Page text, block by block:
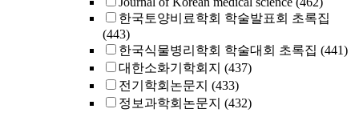
한국토양비료학회 학술발표회 초록집
(443)
한국식물병리학회 학술대회 초록집 (441)
대한소화기학회지 (437)
전기학회논문지 (433)
정보과학회논문지 (432)